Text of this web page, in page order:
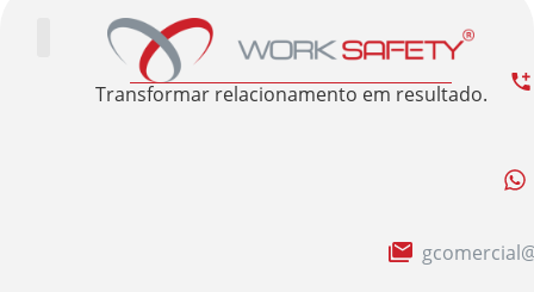
Transformar relacionamento em resultado.